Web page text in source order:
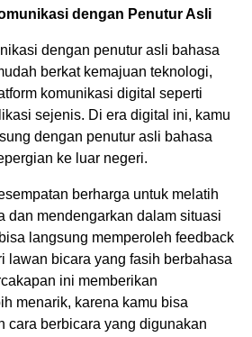
dengan Penutur Asli
dengan penutur asli bahasa
berkat kemajuan teknologi,
komunikasi digital seperti
sejenis. Di era digital ini, kamu
dengan penutur asli bahasa
ke luar negeri.
berharga untuk melatih
dan mendengarkan dalam situasi
langsung memperoleh feedback
lawan bicara yang fasih berbahasa
ini memberikan
menarik, karena kamu bisa
cara berbicara yang digunakan